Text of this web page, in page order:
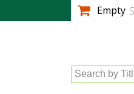
Empty
Search by